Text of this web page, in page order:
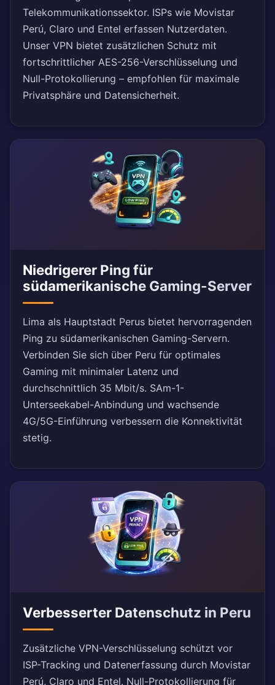
Telekommunikationssektor. ISPs wie Movistar
Perú, Claro und Entel erfassen Nutzerdaten.
Unser VPN bietet zusätzlichen Schutz mit
fortschrittlicher AES-256-Verschlüsselung und
Null-Protokollierung – empfohlen für maximale
Privatsphäre und Datensicherheit.
Niedrigerer Ping für
südamerikanische Gaming-Server
Lima als Hauptstadt Perus bietet hervorragenden
Ping zu südamerikanischen Gaming-Servern.
Verbinden Sie sich über Peru für optimales
Gaming mit minimaler Latenz und
durchschnittlich 35 Mbit/s. SAm-1-
Unterseekabel-Anbindung und wachsende
4G/5G-Einführung verbessern die Konnektivität
stetig.
Verbesserter Datenschutz in Peru
Zusätzliche VPN-Verschlüsselung schützt vor
ISP-Tracking und Datenerfassung durch Movistar
Perú, Claro und Entel. Null-Protokollierung für